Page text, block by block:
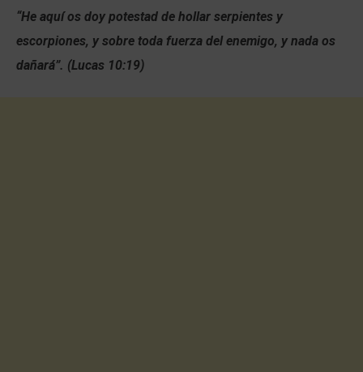
“He aquí os doy potestad de hollar serpientes y
escorpiones, y sobre toda fuerza del enemigo, y nada os
dañará”. (Lucas 10:19)